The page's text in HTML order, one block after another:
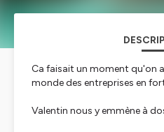
Ca faisait un moment qu'on
monde des entreprises en
Valentin nous y emmène à